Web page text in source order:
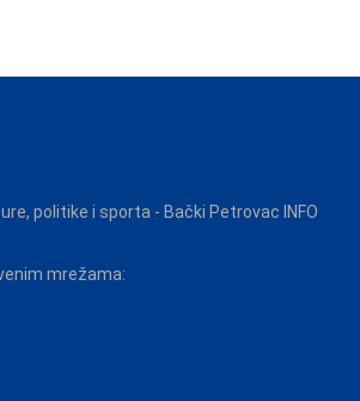
politike i sporta - Bački Petrovac INFO
mrežama: